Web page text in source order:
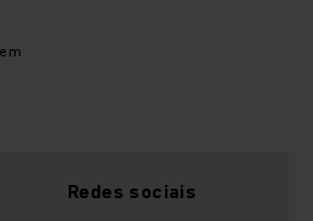
Redes sociais